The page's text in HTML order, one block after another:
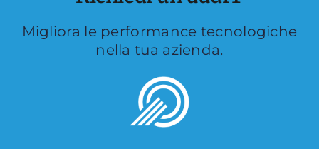
Migliora le performance tecnologiche
nella tua azienda.